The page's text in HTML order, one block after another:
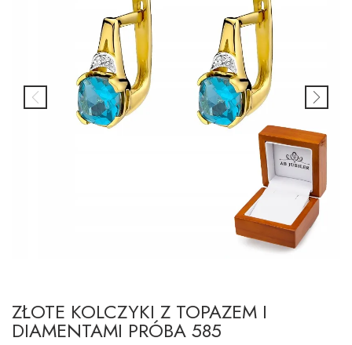
ZŁOTE KOLCZYKI Z TOPAZEM I
DIAMENTAMI PRÓBA 585